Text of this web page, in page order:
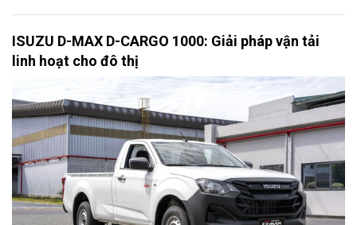
ISUZU D-MAX D-CARGO 1000: Giải pháp vận tải
linh hoạt cho đô thị